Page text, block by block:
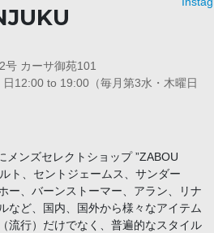
号 カーサ御苑101
12:00 to 19:00（毎月第3水・木曜日
メンズセレクトショップ ”ZABOU
ト、セントジェームス、サンダー
ー、バーンストーマー、アラン、リナ
など、国内、国外から様々なアイテム
流行）だけでなく、普遍的なスタイル